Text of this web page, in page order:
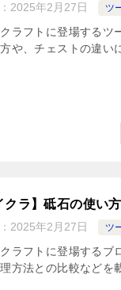
2025年2月27日 ツ
ラフトに登場するツ
や、チェストの違い
クラ】砥石の使い
2025年2月27日 ツ
ラフトに登場するブ
方法との比較などを